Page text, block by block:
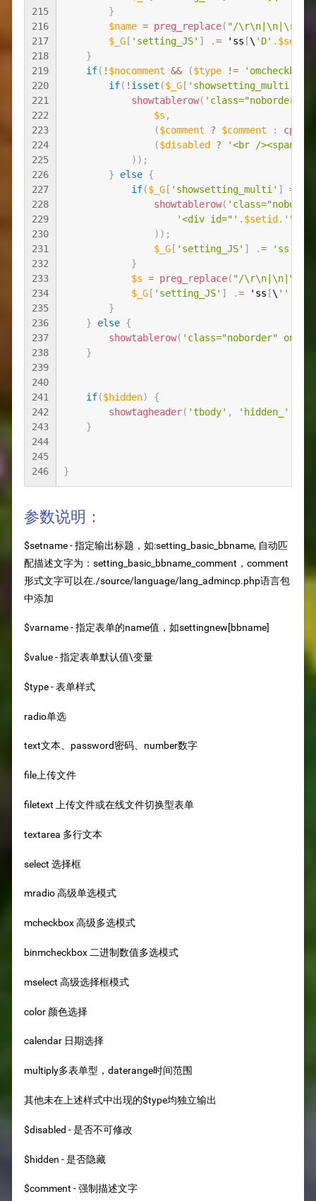
215
216
217
218
219
220
221
222
223
224
225
226
227
228
229
230
231
232
233
234
235
236
237
238
239
240
241
242
243
244
245
246
}
$name = preg_replace( "/\r\n|\n|\r/"
$_G[ 'setting_JS' ] .= 'ss [\ 'D' . $setid
}
if( ! $nocomment && ($type !=
'omcheckbox'
if( ! isset ($_G[ 'showsetting_multi'
showtablerow( 'class="noborder"
$s ,
($comment ? $comment :
($disabled ?
'<br /><span
) ) ;
}
else {
if($_G[ 'showsetting_multi' ] ==
showtablerow(
'<div id="' . $setid . '"></
) ) ;
$_G[ 'setting_JS' ] .= 'ss[\''
}
$s = preg_replace( "/\r\n|\n|\r/"
$_G[ 'setting_JS' ] .= 'ss [\ ''
}
}
else {
showtablerow( 'class="noborder"
}
if($hidden)
{
showtagheader( 'tbody' , 'hidden_'
}
}
参数说明：
$setname - 指定输出标题，如:setting_basic_bbname, 自动匹
配描述文字为：setting_basic_bbname_comment，comment
形式文字可以在./source/language/lang_admincp.php语言包
中添加
$varname - 指定表单的name值，如settingnew[bbname]
$value - 指定表单默认值\变量
$type - 表单样式
radio单选
text文本、password密码、number数字
file上传文件
filetext 上传文件或在线文件切换型表单
textarea 多行文本
select 选择框
mradio 高级单选模式
mcheckbox 高级多选模式
binmcheckbox 二进制数值多选模式
mselect 高级选择框模式
color 颜色选择
calendar 日期选择
multiply多表单型，daterange时间范围
其他未在上述样式中出现的$type均独立输出
$disabled - 是否不可修改
$hidden - 是否隐藏
$comment - 强制描述文字